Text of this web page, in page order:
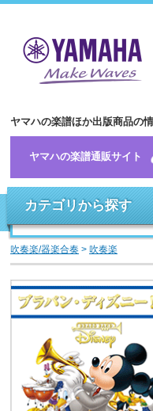
ヤマハの楽譜ほか出版商品の
ヤマハの楽譜通販サイト
カテゴリから探す
吹奏楽/器楽合奏 > 吹奏楽